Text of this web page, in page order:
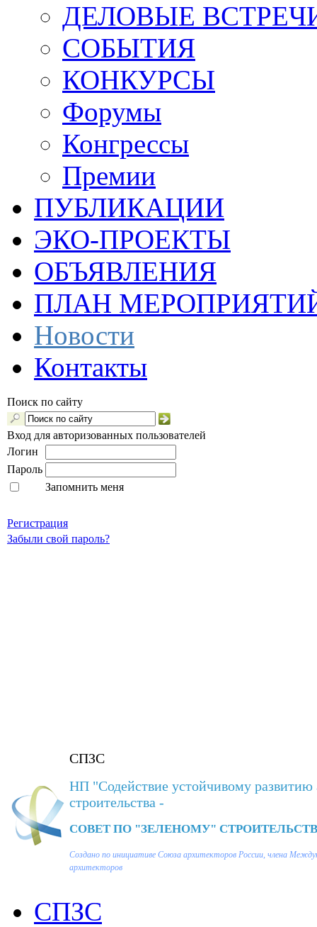
ДЕЛОВЫЕ
СОБЫТИЯ
КОНКУРСЫ
Форумы
Конгрессы
Премии
ПУБЛИКАЦИИ
ЭКО-ПРОЕКТЫ
ОБЪЯВЛЕНИЯ
ПЛАН
Новости
Контакты
Поиск по сайту
Вход для авторизованных пользователей
Логин
Пароль
Запомнить меня
Регистрация
Забыли свой пароль?
СПЗС
НП "Содействие устойчивому развитию
строительства -
СОВЕТ ПО "ЗЕЛЕНОМУ"
Создано по инициативе Союза архитекторов России, члена
архитекторов
СПЗС